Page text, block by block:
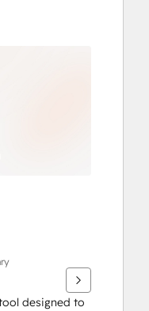
designed to